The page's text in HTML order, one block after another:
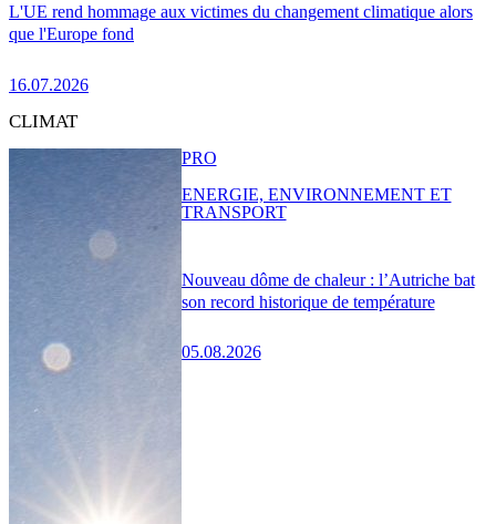
L'UE rend hommage aux victimes du changement climatique alors
que l'Europe fond
16.07.2026
CLIMAT
Nouveau dôme de chaleur : l’Autriche bat
son record historique de température
05.08.2026
PRO
ENERGIE, ENVIRONNEMENT ET
TRANSPORT